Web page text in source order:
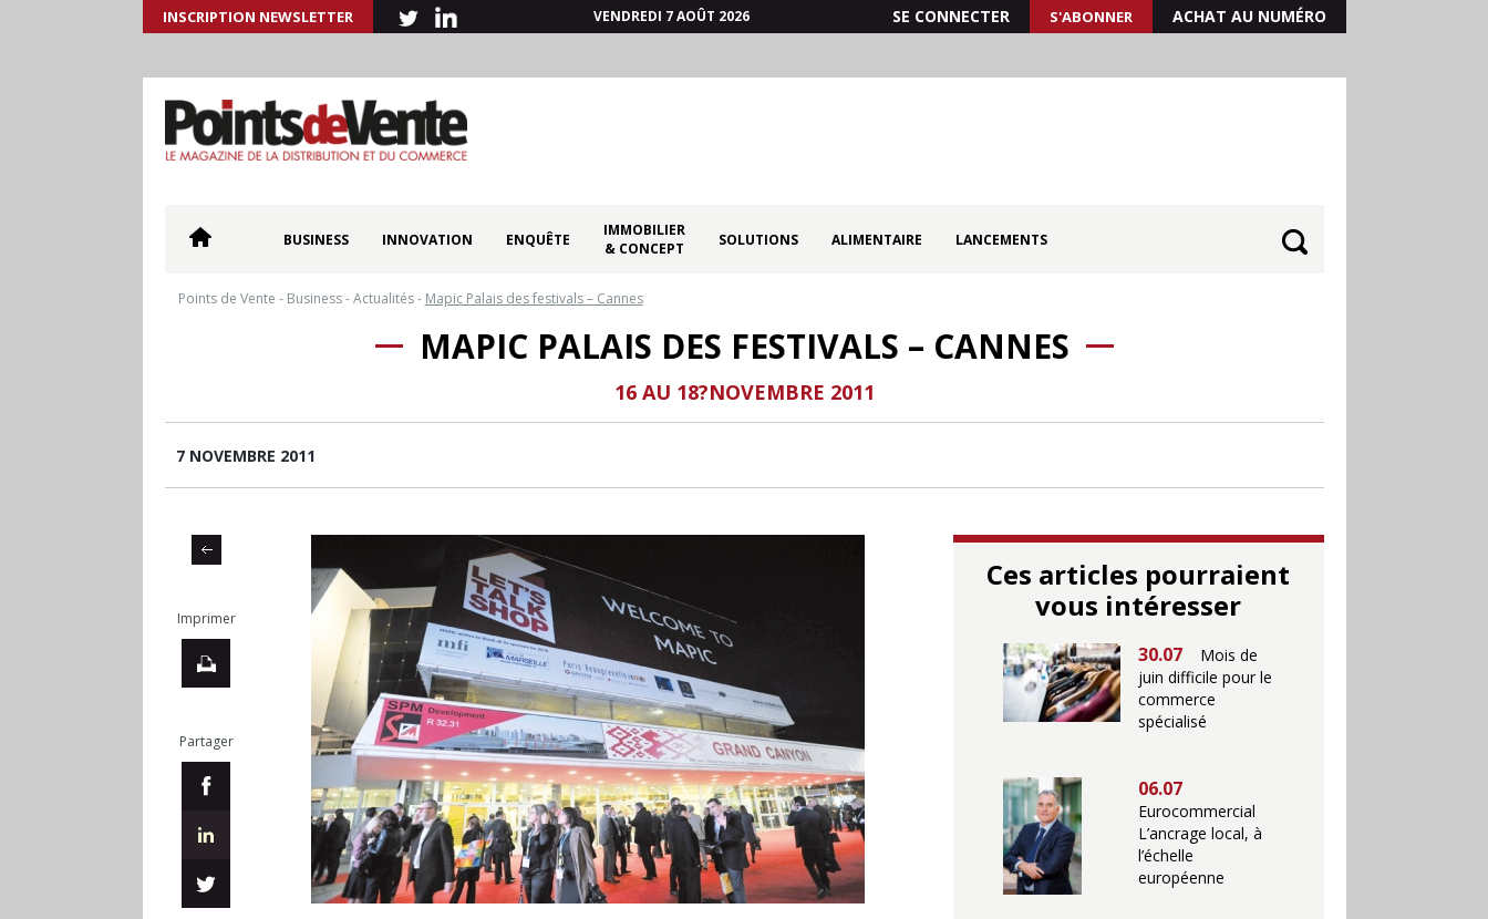
INSCRIPTION NEWSLETTER VENDREDI 7 AOÛT 2026 SE CONNECTER S'ABONNER ACHAT AU NUMÉRO
BUSINESS INNOVATION ENQUÊTE
IMMOBILIER
& CONCEPT
SOLUTIONS ALIMENTAIRE LANCEMENTS
Points de Vente - Business-Actualités- Mapic Palais des festivals – Cannes
MAPIC PALAIS DES FESTIVALS – CANNES
16 AU 18?NOVEMBRE 2011
7 NOVEMBRE 2011
Imprimer
Partager
Ces articles pourraient
vous intéresser
30.07
Mois de
juin difficile pour le
commerce
spécialisé
06.07
Eurocommercial
L’ancrage local, à
l’échelle
européenne